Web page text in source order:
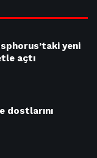
yeni
açtı
dostlarını